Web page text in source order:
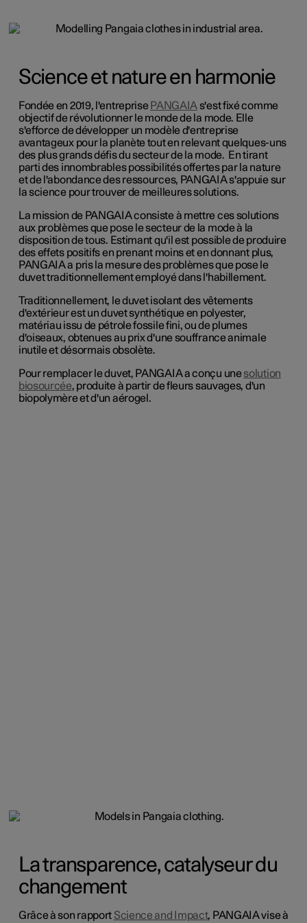
Science et nature en harmonie
Fondée en 2019, l'entreprise PANGAIAs'est fixé comme
objectif de révolutionner le monde de la mode. Elle
s'efforce de développer un modèle d'entreprise
avantageux pour la planète tout en relevant quelques-uns
des plus grands défis du secteur de la mode. En tirant
parti des innombrables possibilités offertes par la nature
et de l'abondance des ressources, PANGAIA s'appuie sur
la science pour trouver de meilleures solutions.
La mission de PANGAIA consiste à mettre ces solutions
aux problèmes que pose le secteur de la mode à la
disposition de tous. Estimant qu'il est possible de produire
des effets positifs en prenant moins et en donnant plus,
PANGAIA a pris la mesure des problèmes que pose le
duvet traditionnellement employé dans l'habillement.
Traditionnellement, le duvet isolant des vêtements
d'extérieur est un duvet synthétique en polyester,
matériau issu de pétrole fossile fini, ou de plumes
d'oiseaux, obtenues au prix d'une souffrance animale
inutile et désormais obsolète.
Pour remplacer le duvet, PANGAIA a conçu unesolution
biosourcée, produite à partir de fleurs sauvages, d'un
biopolymère et d'un aérogel.
La transparence, catalyseur du
changement
Grâce à son rapport Science and Impact, PANGAIA vise à